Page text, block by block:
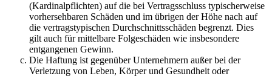
(Kardinalpflichten) auf die bei Vertragsschluss typischerweise
vorhersehbaren Schäden und im übrigen der Höhe nach auf
die vertragstypischen Durchschnittsschäden begrenzt. Dies
gilt auch für mittelbare Folgeschäden wie insbesondere
entgangenen Gewinn.
Die Haftung ist gegenüber Unternehmern außer bei der
Verletzung von Leben, Körper und Gesundheit oder